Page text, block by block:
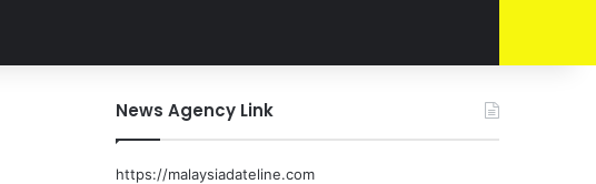
News Agency Link
https://malaysiadateline.com